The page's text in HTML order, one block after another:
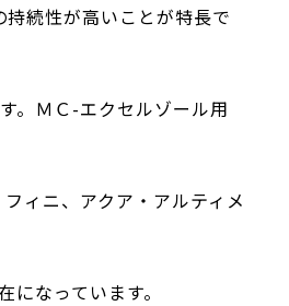
続性が高いことが特長で
。ＭＣ-エクセルゾール用
ィニ、アクア・アルティメ
なっています。